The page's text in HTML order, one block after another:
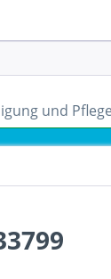
und Pflege